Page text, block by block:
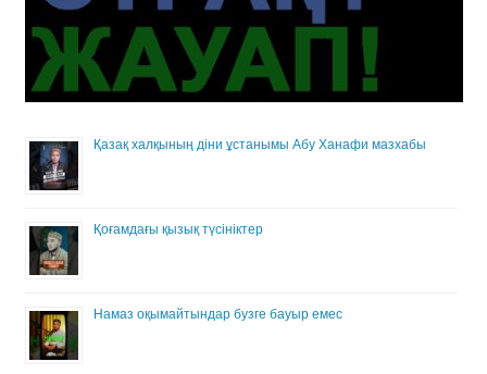
Қазақ халқының діни ұстанымы Абу Ханафи мазхабы
Қоғамдағы қызық түсініктер
Намаз оқымайтындар бузге бауыр емес